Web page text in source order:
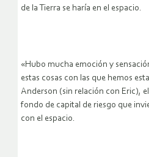
de la Tierra se haría en el espacio.
«Hubo mucha emoción y
estas cosas con las que hemos
Anderson (sin relación con Eric),
fondo de capital de riesgo que
con el espacio.